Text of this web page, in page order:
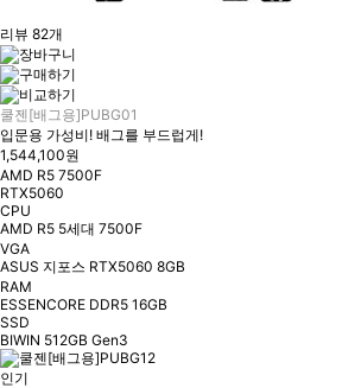
리뷰 82개
쿨젠[배그용]PUBG01
입문용 가성비! 배그를 부드럽게!
1,544,100원
AMD R5 7500F
RTX5060
CPU
AMD R5 5세대 7500F
VGA
ASUS 지포스 RTX5060 8GB
RAM
ESSENCORE DDR5 16GB
SSD
BIWIN 512GB Gen3
인기